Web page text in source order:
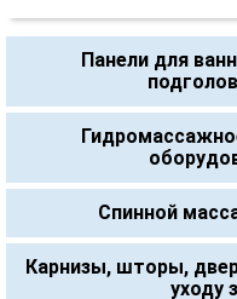
Панели для
Спинной
Карнизы, шторы,
уходу